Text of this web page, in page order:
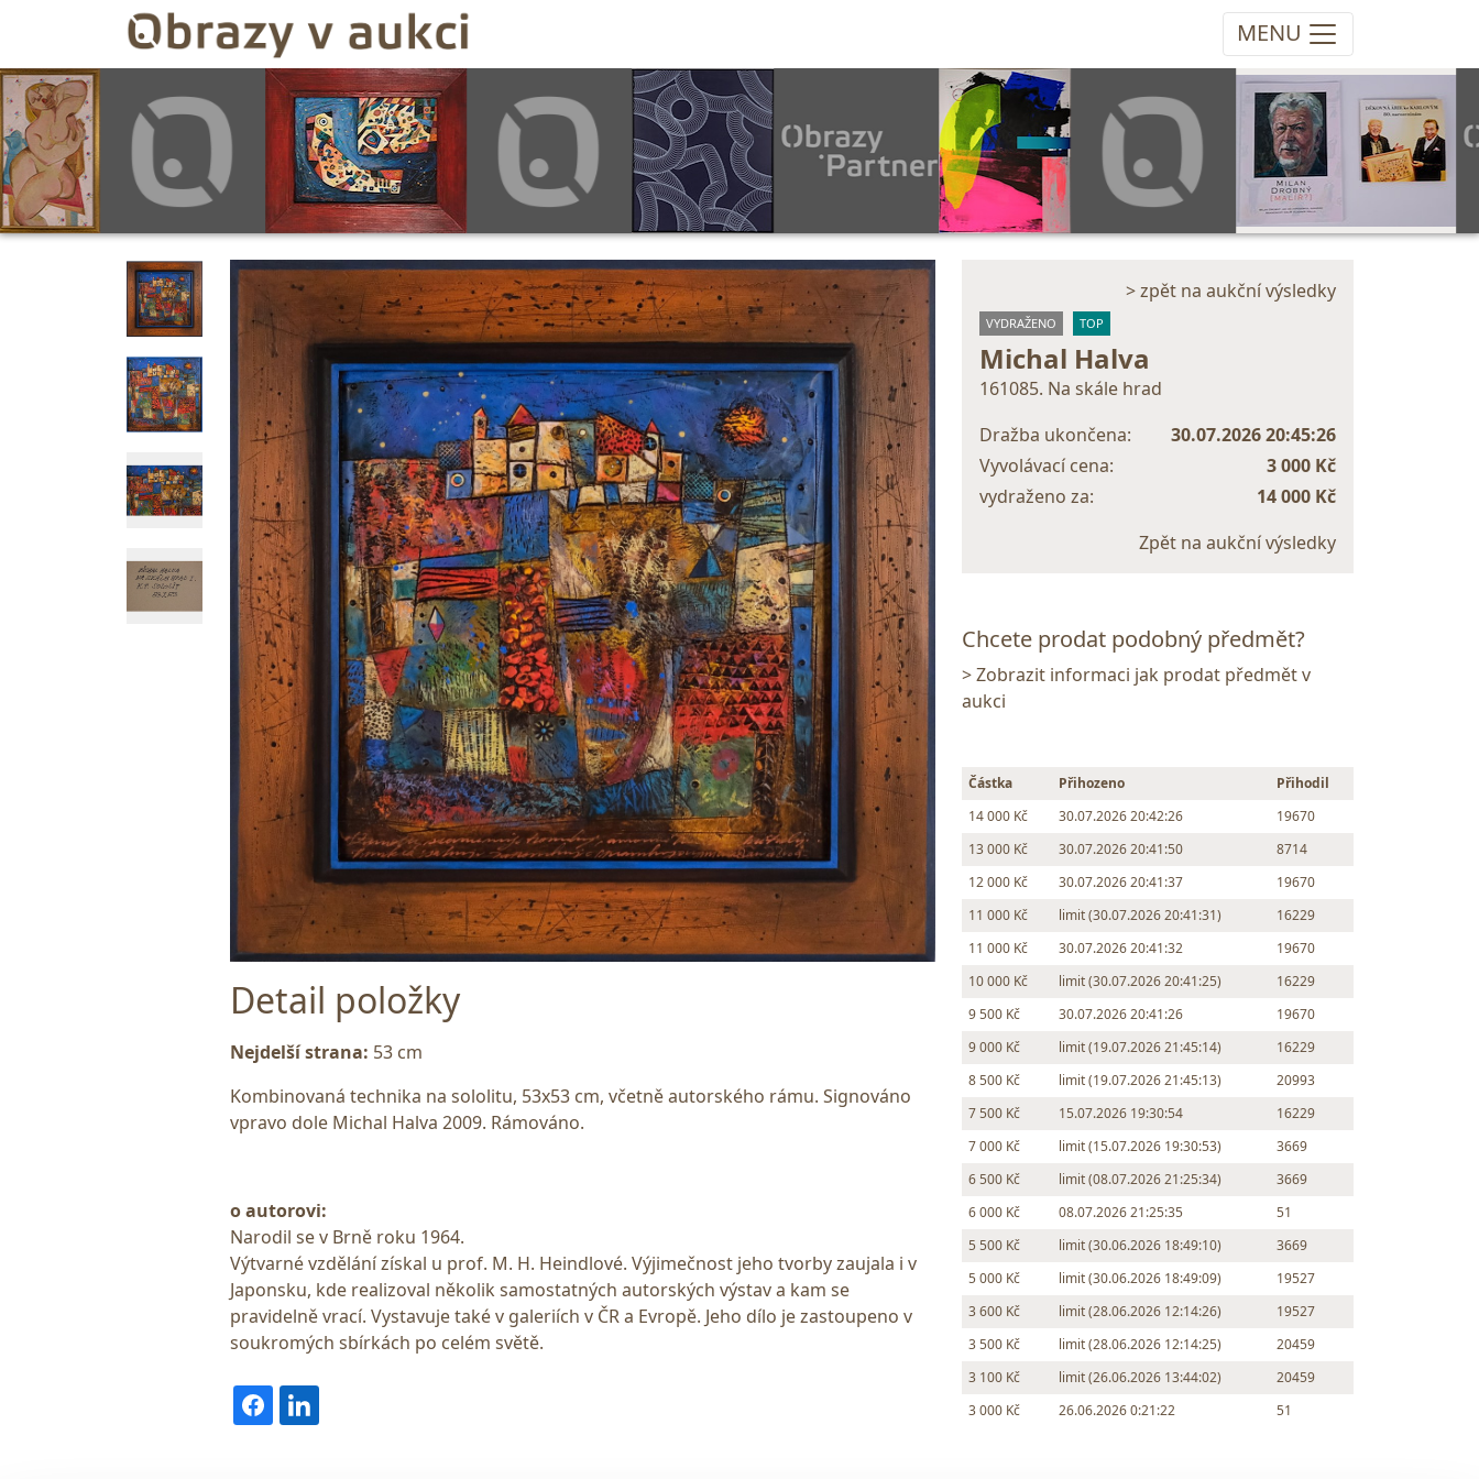
MENU
Detail položky
Nejdelší strana: 53 cm
Kombinovaná technika na sololitu, 53x53 cm, včetně autorského rámu. Signováno
vpravo dole Michal Halva 2009. Rámováno.
o autorovi:
Narodil se v Brně roku 1964.
Výtvarné vzdělání získal u prof. M. H. Heindlové. Výjimečnost jeho tvorby zaujala i v
Japonsku, kde realizoval několik samostatných autorských výstav a kam se
pravidelně vrací. Vystavuje také v galeriích v ČR a Evropě. Jeho dílo je zastoupeno v
soukromých sbírkách po celém světě.
> zpět na aukční výsledky
VYDRAŽENO TOP
Michal Halva
161085. Na skále hrad
Dražba ukončena:
30.07.2026 20:45:26
Vyvolávací cena:
3 000 Kč
vydraženo za:
14 000 Kč
Zpět na aukční výsledky
Chcete prodat podobný předmět?
> Zobrazit informaci jak prodat předmět v
aukci
Částka Přihozeno
Přihodil
14 000 Kč
30.07.2026 20:42:26
19670
13 000 Kč
30.07.2026 20:41:50
8714
12 000 Kč
30.07.2026 20:41:37
19670
11 000 Kč
limit (30.07.2026 20:41:31)
16229
11 000 Kč
30.07.2026 20:41:32
19670
10 000 Kč
limit (30.07.2026 20:41:25)
16229
9 500 Kč
30.07.2026 20:41:26
19670
9 000 Kč
limit (19.07.2026 21:45:14)
16229
8 500 Kč
limit (19.07.2026 21:45:13)
20993
7 500 Kč
15.07.2026 19:30:54
16229
7 000 Kč
limit (15.07.2026 19:30:53)
3669
6 500 Kč
limit (08.07.2026 21:25:34)
3669
6 000 Kč
08.07.2026 21:25:35
51
5 500 Kč
limit (30.06.2026 18:49:10)
3669
5 000 Kč
limit (30.06.2026 18:49:09)
19527
3 600 Kč
limit (28.06.2026 12:14:26)
19527
3 500 Kč
limit (28.06.2026 12:14:25)
20459
3 100 Kč
limit (26.06.2026 13:44:02)
20459
3 000 Kč
26.06.2026 0:21:22 51